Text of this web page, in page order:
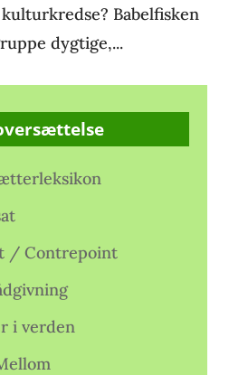
Babelfisken
dygtige,...
/ Contrepoint
i verden